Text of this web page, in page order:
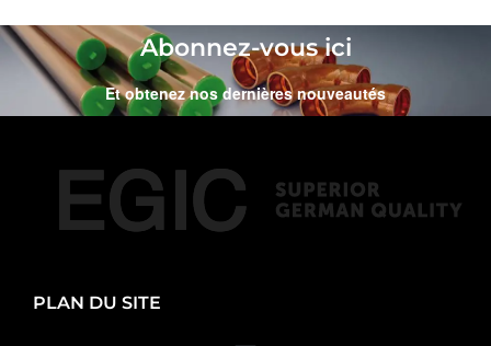
Abonnez-vous ici
Et obtenez nos dernières nouveautés
PLAN DU SITE